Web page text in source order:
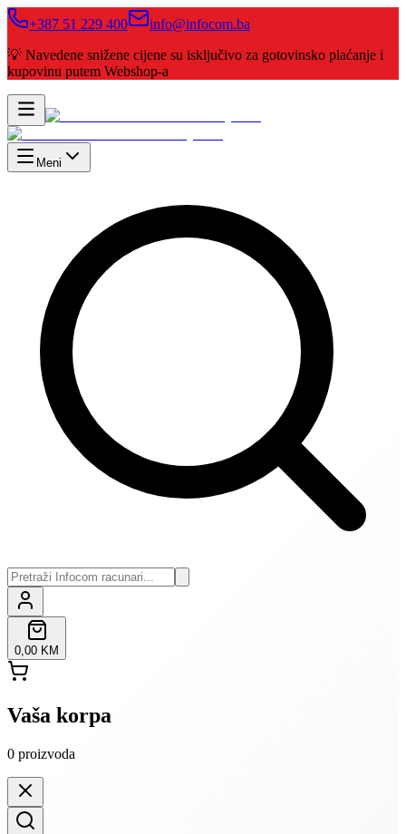
+387 51 229 400
info@infocom.ba
💡 Navedene snižene cijene su isključivo za gotovinsko plaćanje i
kupovinu putem Webshop-a
Meni
0,00 KM
Vaša korpa
0 proizvoda